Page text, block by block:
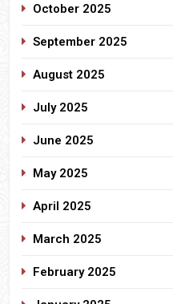
October 2025
September 2025
August 2025
July 2025
June 2025
May 2025
April 2025
March 2025
February 2025